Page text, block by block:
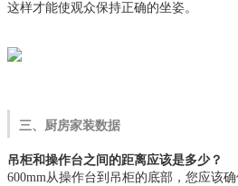
这样才能使观众保持正确的坐姿。
三、厨房家装数据
吊柜和操作台之间的距离应该是多少？
600mm从操作台到吊柜的底部，您应该